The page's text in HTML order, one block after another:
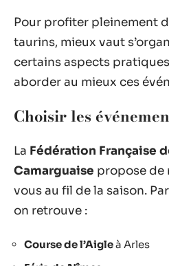
Pour profiter pleinement
taurins, mieux vaut
certains aspects
aborder au mieux ces
Choisir les
La Fédération Française
Camarguaise propose de
vous au fil de la saison.
on retrouve :
Course de l’Aigleà Arles